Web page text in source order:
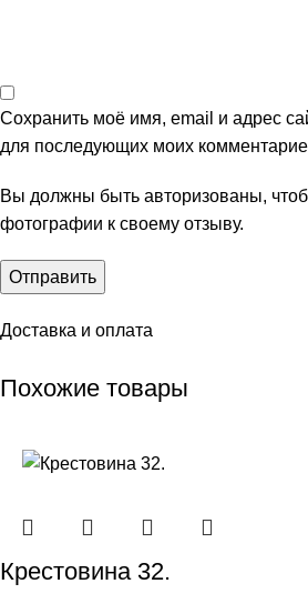
Сохранить моё имя, email и адрес
для последующих моих
Вы должны быть авторизованы,
фотографии к своему отзыву.
Доставка и оплата
Похожие товары
Крестовина 32.